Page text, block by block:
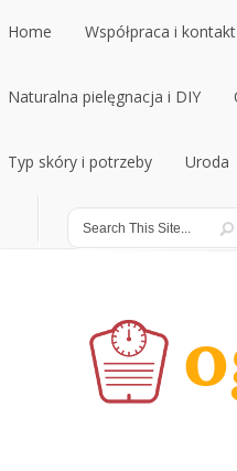
Home
Home
Współpraca i kontakt
Współpraca i kontakt
Naturalna pielęgnacja i DIY
Naturalna pielęgnacja i DIY
Typ skóry i potrzeby
Typ skóry i potrzeby
Uroda
Uroda